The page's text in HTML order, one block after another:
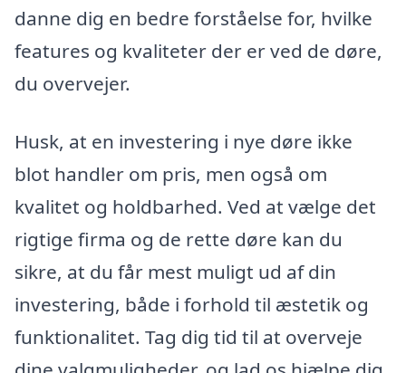
danne dig en bedre forståelse for, hvilke
features og kvaliteter der er ved de døre,
du overvejer.
Husk, at en investering i nye døre ikke
blot handler om pris, men også om
kvalitet og holdbarhed. Ved at vælge det
rigtige firma og de rette døre kan du
sikre, at du får mest muligt ud af din
investering, både i forhold til æstetik og
funktionalitet. Tag dig tid til at overveje